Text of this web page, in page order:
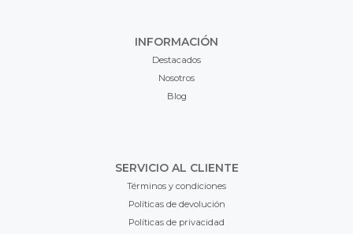
INFORMACIÓN
Destacados
Nosotros
Blog
SERVICIO AL CLIENTE
Términos y condiciones
Políticas de devolución
Políticas de privacidad